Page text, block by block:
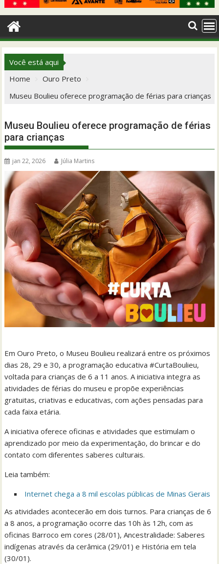
Você está aqui
Home
Ouro Preto
Museu Boulieu oferece programação de férias para crianças
Museu Boulieu oferece programação de férias
para crianças
jan 22, 2026 Júlia Martins
Em Ouro Preto, o Museu Boulieu realizará entre os próximos
dias 28, 29 e 30, a programação educativa #CurtaBoulieu,
voltada para crianças de 6 a 11 anos. A iniciativa integra as
atividades de férias do museu e propõe experiências
gratuitas, criativas e educativas, com ações pensadas para
cada faixa etária.
A iniciativa oferece oficinas e atividades que estimulam o
aprendizado por meio da experimentação, do brincar e do
contato com diferentes saberes culturais.
Leia também:
Internet chega a 8 mil escolas públicas de Minas Gerais
As atividades acontecerão em dois turnos. Para crianças de 6
a 8 anos, a programação ocorre das 10h às 12h, com as
oficinas Barroco em cores (28/01), Ancestralidade: Saberes
indígenas através da cerâmica (29/01) e História em tela
(30/01).